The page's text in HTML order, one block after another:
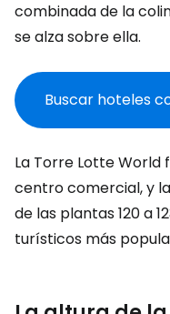
combinada de la
se alza sobre ella.
Buscar hoteles
La Torre Lotte
centro comercial, y
de las plantas 120 a
turísticos más